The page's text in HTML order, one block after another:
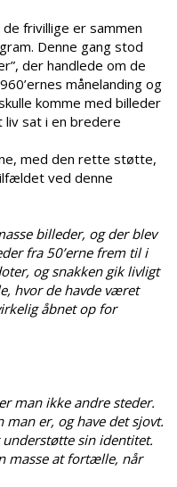
frivillige er sammen
Denne gang stod
der handlede om de
månelanding og
komme med billeder
sat i en bredere
med den rette støtte,
ved denne
billeder, og der blev
fra 50’erne frem til i
og snakken gik livligt
hvor de havde været
åbnet op for
man ikke andre steder.
er, og have det sjovt.
sin identitet.
masse at fortælle, når